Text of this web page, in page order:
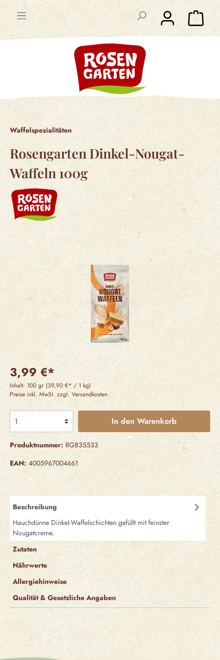
Waffelspezialitäten
Rosengarten Dinkel-Nougat-
Waffeln 100g
3,99 €*
Inhalt: 100 gr(39,90 €* / 1 kg)
Preise inkl. MwSt. zzgl. Versandkosten
In den Warenkorb
Produktnummer:RG835533
EAN:4005967004661
Beschreibung
Hauchdünne Dinkel-Waffelschichten gefüllt mit feinster
Nougatcreme.
Zutaten
Nährwerte
Allergiehinweise
Qualität & Gesetzliche Angaben